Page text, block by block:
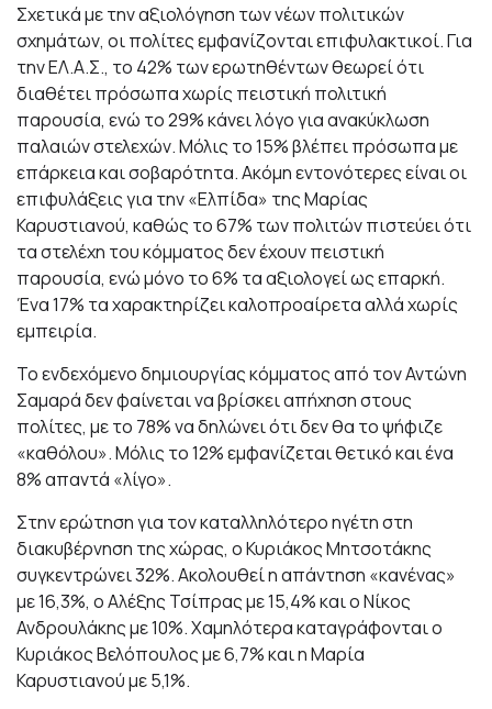
Σχετικά με την αξιολόγηση των νέων πολιτικών
σχημάτων, οι πολίτες εμφανίζονται επιφυλακτικοί. Για
την ΕΛ.Α.Σ., το 42% των ερωτηθέντων θεωρεί ότι
διαθέτει πρόσωπα χωρίς πειστική πολιτική
παρουσία, ενώ το 29% κάνει λόγο για ανακύκλωση
παλαιών στελεχών. Μόλις το 15% βλέπει πρόσωπα με
επάρκεια και σοβαρότητα. Ακόμη εντονότερες είναι οι
επιφυλάξεις για την «Ελπίδα» της Μαρίας
Καρυστιανού, καθώς το 67% των πολιτών πιστεύει ότι
τα στελέχη του κόμματος δεν έχουν πειστική
παρουσία, ενώ μόνο το 6% τα αξιολογεί ως επαρκή.
Ένα 17% τα χαρακτηρίζει καλοπροαίρετα αλλά χωρίς
εμπειρία.
Το ενδεχόμενο δημιουργίας κόμματος από τον Αντώνη
Σαμαρά δεν φαίνεται να βρίσκει απήχηση στους
πολίτες, με το 78% να δηλώνει ότι δεν θα το ψήφιζε
«καθόλου». Μόλις το 12% εμφανίζεται θετικό και ένα
8% απαντά «λίγο».
Στην ερώτηση για τον καταλληλότερο ηγέτη στη
διακυβέρνηση της χώρας, ο Κυριάκος Μητσοτάκης
συγκεντρώνει 32%. Ακολουθεί η απάντηση «κανένας»
με 16,3%, ο Αλέξης Τσίπρας με 15,4% και ο Νίκος
Ανδρουλάκης με 10%. Χαμηλότερα καταγράφονται ο
Κυριάκος Βελόπουλος με 6,7% και η Μαρία
Καρυστιανού με 5,1%.